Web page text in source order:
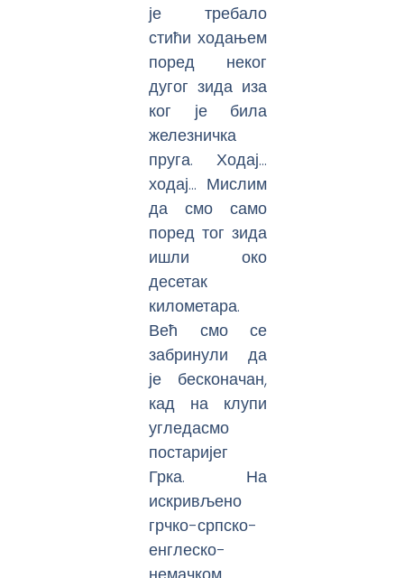
је требало
стићи ходањем
поред неког
дугог зида иза
ког је била
железничка
пруга. Ходај…
ходај… Мислим
да смо само
поред тог зида
ишли око
десетак
километара.
Већ смо се
забринули да
је бесконачан,
кад на клупи
угледасмо
постаријег
Грка. На
искривљено
грчко-српско-
енглеско-